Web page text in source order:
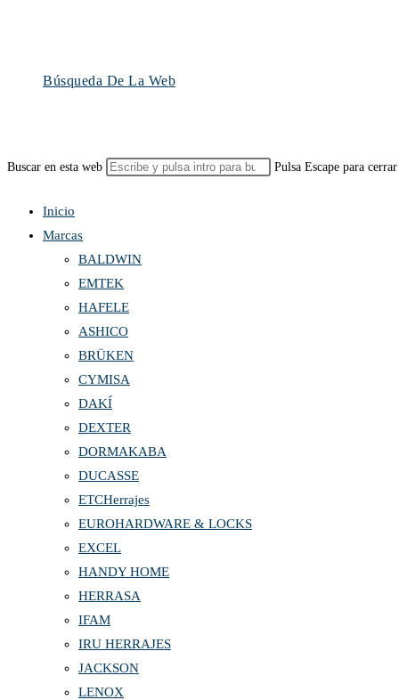
Búsqueda De La Web
Buscar en esta web Pulsa Escape para
Inicio
Marcas
BALDWIN
EMTEK
HAFELE
ASHICO
BRÜKEN
CYMISA
DAKÍ
DEXTER
DORMAKABA
DUCASSE
ETCHerrajes
EUROHARDWARE & LOCKS
EXCEL
HANDY HOME
HERRASA
IFAM
IRU HERRAJES
JACKSON
LENOX